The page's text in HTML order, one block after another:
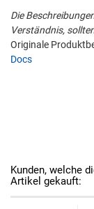
Die
Verständnis,
Originale
Docs
Kunden, welche
Artikel gekauft: